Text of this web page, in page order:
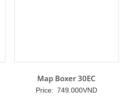
Map Boxer 30EC
Price: 749.000VND